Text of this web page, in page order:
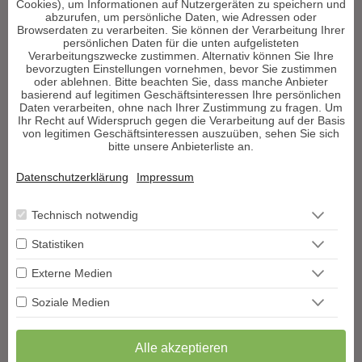
Medium & Channeling
Psych. Lebensberatung
Liebe & Partnerschaft
Beruf & Karriere
Sonstige Bereiche
Berater werden
Impressum
AGB
Hilfe
Inhalte dieser Webseite
Cookies), um Informationen auf Nutzergeräten zu speichern und
abzurufen, um persönliche Daten, wie Adressen oder
Browserdaten zu verarbeiten. Sie können der Verarbeitung Ihrer
persönlichen Daten für die unten aufgelisteten
Verarbeitungszwecke zustimmen. Alternativ können Sie Ihre
bevorzugten Einstellungen vornehmen, bevor Sie zustimmen
oder ablehnen. Bitte beachten Sie, dass manche Anbieter
basierend auf legitimen Geschäftsinteressen Ihre persönlichen
Daten verarbeiten, ohne nach Ihrer Zustimmung zu fragen. Um
Ihr Recht auf Widerspruch gegen die Verarbeitung auf der Basis
von legitimen Geschäftsinteressen auszuüben, sehen Sie sich
bitte unsere Anbieterliste an.
Datenschutzerklärung Impressum
Technisch notwendig
Statistiken
Externe Medien
Soziale Medien
Alle akzeptieren